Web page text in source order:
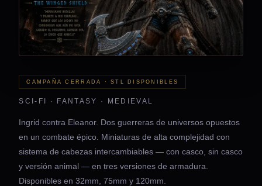
CAMPAÑA CERRADA · STL DISPONIBLES
SCI-FI · FANTASY · MEDIEVAL
Ingrid contra Eleanor. Dos guerreras de universos opuestos
en un combate épico. Miniaturas de alta complejidad con
sistema de cabezas intercambiables — con casco, sin casco
y versión animal — en tres versiones de armadura.
Disponibles en 32mm, 75mm y 120mm.